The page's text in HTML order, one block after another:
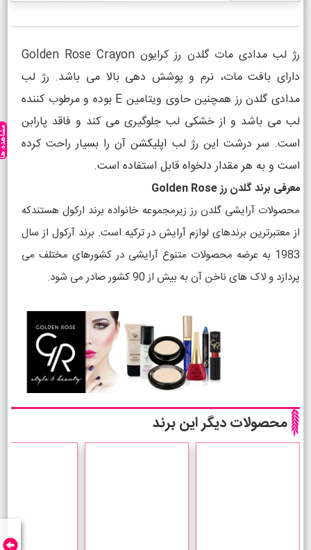
رژ لب مدادی مات گلدن رز کرایون Golden Rose Crayon
دارای بافت مات، نرم و پوشش دهی بالا می باشد. رژ لب
مدادی گلدن رز همچنین حاوی ویتامین E بوده و مرطوب کننده
لب می باشد و از خشکی لب جلوگیری می کند و فاقد پارابن
است. سر درشت این رژ لب اپلیکشن آن را بسیار راحت کرده
است و به هر مقدار دلخواه قابل استفاده است.
معرفی برند گلدن رز Golden Rose
محصولات آرایشی گلدن رز زیرمجموعه خانواده برند ارکول هستندکه
از معتبرترین برندهای لوازم آرایش در ترکیه است. برند آرکول از سال
1983 به عرضه محصولات متنوع آرایشی در کشورهای مختلف می
پردازد و لاک های ناخن آن به بیش از 90 کشور صادر می شود.
محصولات دیگر این برند